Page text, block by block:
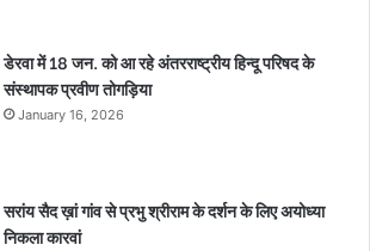
डेरवा में 18 जन. को आ रहे अंतरराष्ट्रीय हिन्दू परिषद के
संस्थापक प्रवीण तोगड़िया
January 16, 2026
सरांय सैद ख़ां गांव से प्रभु श्रीराम के दर्शन के लिए अयोध्या
निकला कारवां